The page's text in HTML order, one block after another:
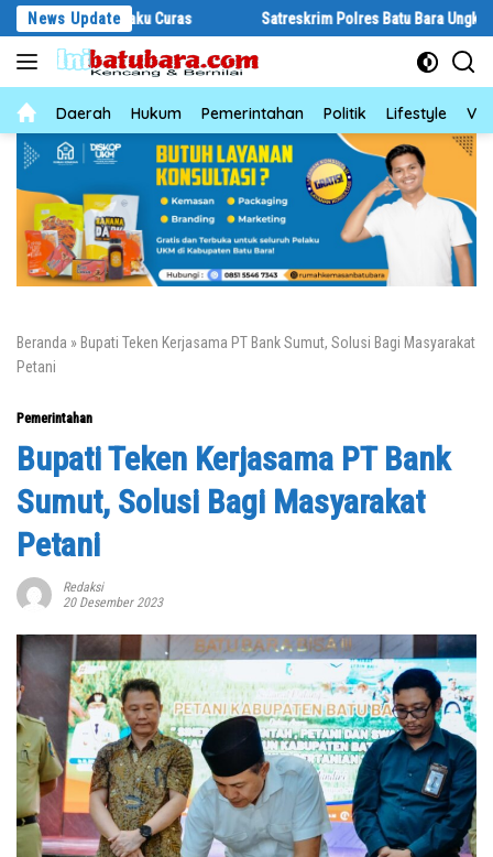
Langsung
konten
News Update
Pelaku Curas Satreskrim Polres Batu Bara Ungkap Kasus
NewsDaerah Hukum Pemerintahan Politik Lifestyle
Beranda » Bupati Teken Kerjasama PT Bank Sumut, Solusi Bagi Masyarakat
Petani
Pemerintahan
Bupati Teken Kerjasama PT Bank
Sumut, Solusi Bagi Masyarakat
Petani
Redaksi
20 Desember 2023